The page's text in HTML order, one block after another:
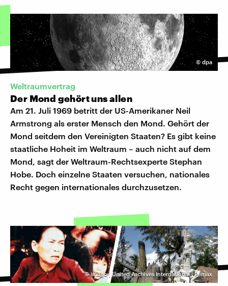
© dpa
Weltraumvertrag
Der Mond gehört uns allen
Am 21. Juli 1969 betritt der US-Amerikaner Neil
Armstrong als erster Mensch den Mond. Gehört der
Mond seitdem den Vereinigten Staaten? Es gibt keine
staatliche Hoheit im Weltraum – auch nicht auf dem
Mond, sagt der Weltraum-Rechtsexperte Stephan
Hobe. Doch einzelne Staaten versuchen, nationales
Recht gegen internationales durchzusetzen.
©imago | United Archives International | Pemax